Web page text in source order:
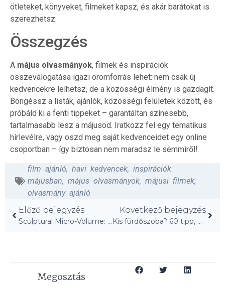
ötleteket, könyveket, filmeket kapsz, és akár barátokat is
szerezhetsz.
Összegzés
A május olvasmányok, filmek és inspirációk
összeválogatása igazi örömforrás lehet: nem csak új
kedvencekre lelhetsz, de a közösségi élmény is gazdagít.
Böngéssz a listák, ajánlók, közösségi felületek között, és
próbáld ki a fenti tippeket – garantáltan színesebb,
tartalmasabb lesz a májusod. Iratkozz fel egy tematikus
hírlevélre, vagy oszd meg saját kedvenceidet egy online
csoportban – így biztosan nem maradsz le semmiről!
film ajánló, havi kedvencek, inspirációk
májusban, május olvasmányok, májusi filmek,
olvasmány ajánló
Előző bejegyzés
Sculptural Micro-Volume: Egyedi kis lakás Párizsban
Következő bejegyzés
Kis fürdőszoba? 60 tipp, hogy 10x nagyobbnak tűnjön!
Megosztás